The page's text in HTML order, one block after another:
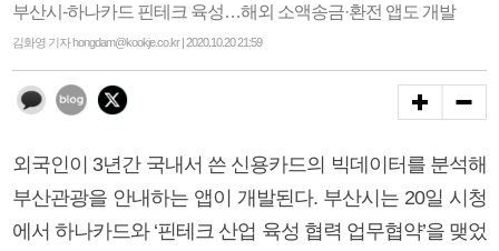
부산시-하나카드 핀테크 육성…해외 소액송금·환전 앱도 개발
김화영 기자 hongdam@kookje.co.kr | 2020.10.20 21:59
외국인이 3년간 국내서 쓴 신용카드의 빅데이터를 분석해
부산관광을 안내하는 앱이 개발된다. 부산시는 20일 시청
에서 하나카드와 ‘핀테크 산업 육성 협력 업무협약’을 맺었